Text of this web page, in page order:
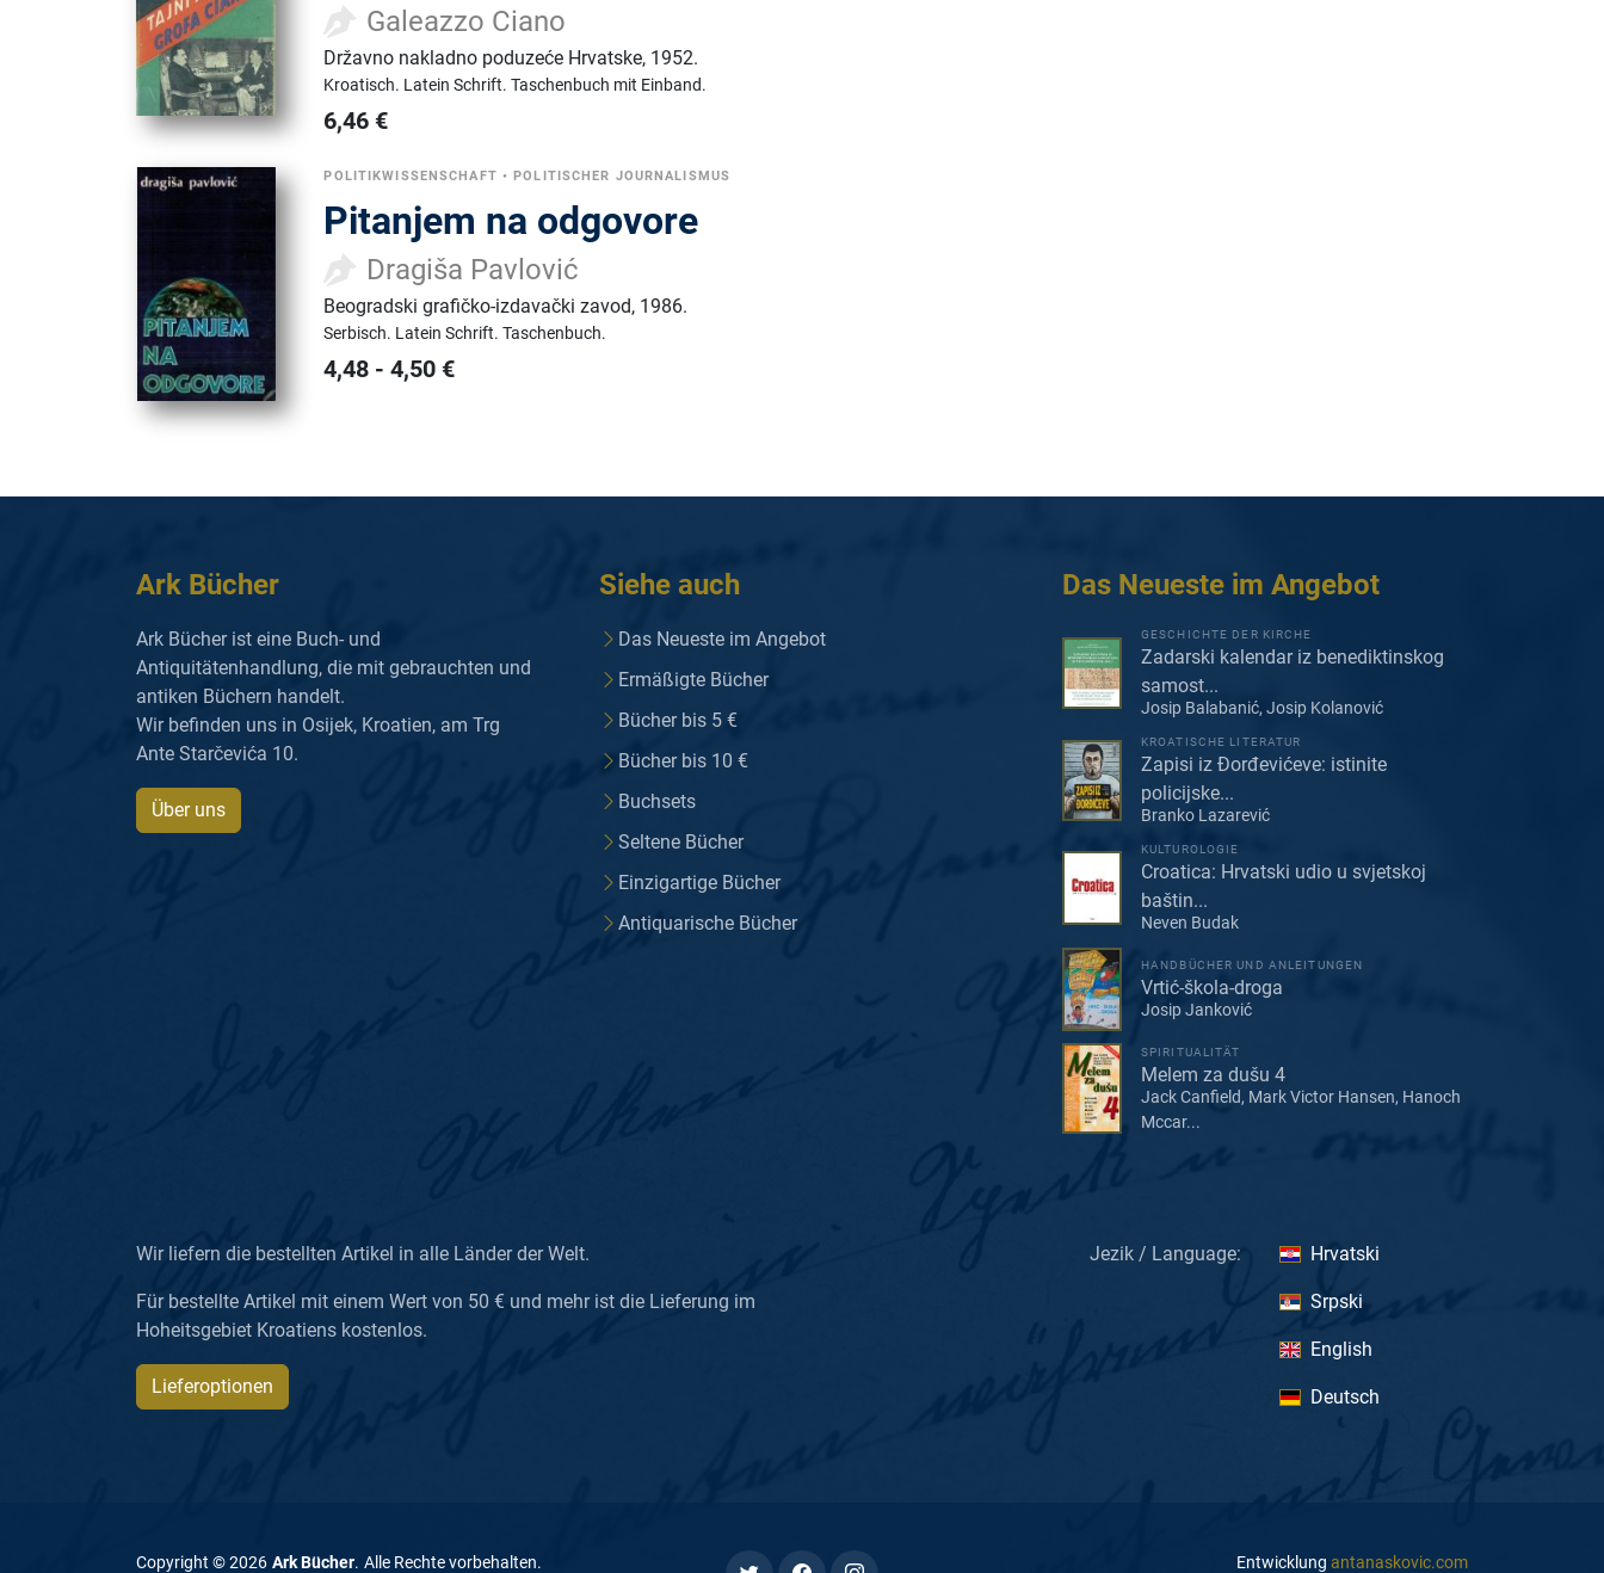
Galeazzo Ciano
Državno nakladno poduzeće Hrvatske, 1952.
Kroatisch. Latein Schrift.Taschenbuch mit Einband.
6,46 €
POLITIKWISSENSCHAFT • POLITISCHER JOURNALISMUS
Pitanjem na odgovore
Dragiša Pavlović
Beogradski grafičko-izdavački zavod, 1986.
Serbisch. Latein Schrift.Taschenbuch.
4,48 -4,50 €
Ark Bücher
Ark Bücher ist eine Buch- und
Antiquitätenhandlung, die mit gebrauchten und
antiken Büchern handelt.
Wir befinden uns in Osijek, Kroatien, am Trg
Ante Starčevića 10.
Über uns
Siehe auch
Das Neueste im Angebot
Ermäßigte Bücher
Bücher bis 5 €
Bücher bis 10 €
Buchsets
Seltene Bücher
Einzigartige Bücher
Antiquarische Bücher
Das Neueste im Angebot
GESCHICHTE DER KIRCHE
Zadarski kalendar iz benediktinskog
samost...
Josip Balabanić, Josip Kolanović
KROATISCHE LITERATUR
Zapisi iz Đorđevićeve: istinite
policijske...
Branko Lazarević
KULTUROLOGIE
Croatica: Hrvatski udio u svjetskoj
baštin...
Neven Budak
HANDBÜCHER UND ANLEITUNGEN
Vrtić-škola-droga
Josip Janković
SPIRITUALITÄT
Melem za dušu 4
Jack Canfield, Mark Victor Hansen, Hanoch
Mccar...
Wir liefern die bestellten Artikel in alle Länder der Welt.
Für bestellte Artikel mit einem Wert von 50 € und mehr ist die Lieferung im
Hoheitsgebiet Kroatiens kostenlos.
Lieferoptionen
Jezik / Language: Hrvatski
Srpski
English
Deutsch
Copyright ©2026 Ark Bücher. Alle Rechte vorbehalten. Entwicklung antanaskovic.com